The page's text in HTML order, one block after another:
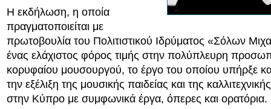
Η εκδήλωση, η οποία
πραγματοποιείται με
πρωτοβουλία του Πολιτιστικού Ιδρύματος «Σόλων
ένας ελάχιστος φόρος τιμής στην πολύπλευρη
κορυφαίου μουσουργού, το έργο του οποίου υπήρξε
την εξέλιξη της μουσικής παιδείας και της
στην Κύπρο με συμφωνικά έργα, όπερες και ορατόρια.